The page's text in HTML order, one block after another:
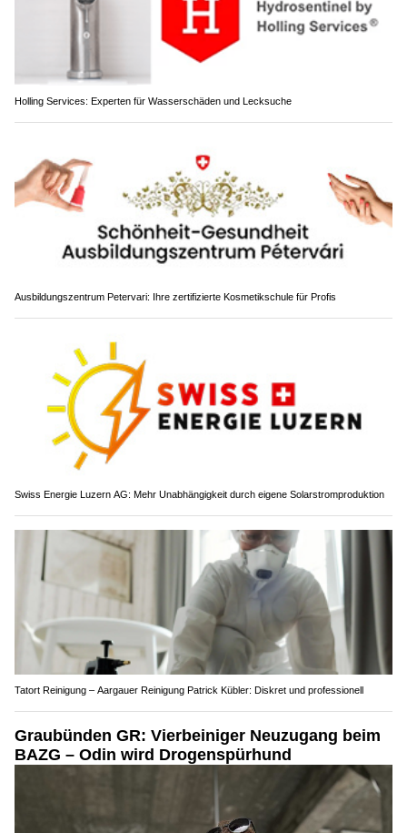
Holling Services: Experten für Wasserschäden und Lecksuche
Ausbildungszentrum Petervari: Ihre zertifizierte Kosmetikschule für Profis
Swiss Energie Luzern AG: Mehr Unabhängigkeit durch eigene Solarstromproduktion
Tatort Reinigung – Aargauer Reinigung Patrick Kübler: Diskret und professionell
Graubünden GR: Vierbeiniger Neuzugang beim
BAZG – Odin wird Drogenspürhund